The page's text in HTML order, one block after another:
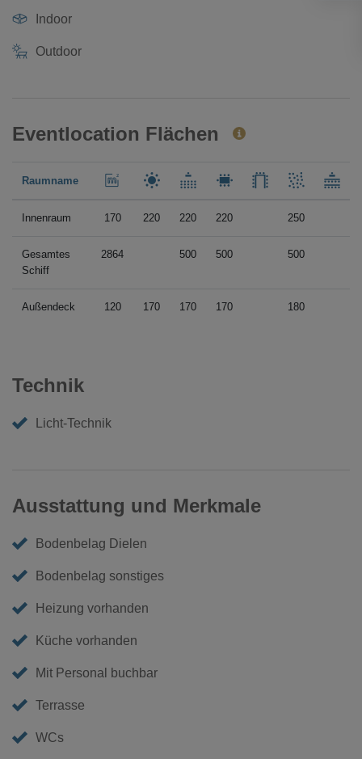
Indoor
Outdoor
Eventlocation Flächen
Raumname
Innenraum 170 220 220 220 250
Gesamtes
Schiff
2864 500 500 500
Außendeck 120 170 170 170 180
Technik
Licht-Technik
Ausstattung und Merkmale
Bodenbelag Dielen
Bodenbelag sonstiges
Heizung vorhanden
Küche vorhanden
Mit Personal buchbar
Terrasse
WCs